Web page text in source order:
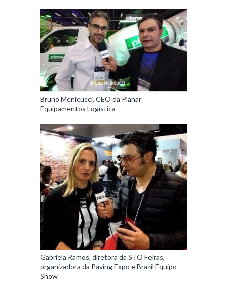
Bruno Menicucci, CEO da Planar
Equipamentos Logística
Gabriela Ramos, diretora da STO Feiras,
organizadora da Paving Expo e Brazil Equipo
Show